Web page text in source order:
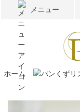
メニュー
ホーム